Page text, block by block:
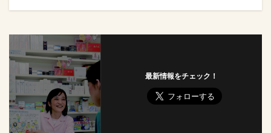
最新情報をチェック！